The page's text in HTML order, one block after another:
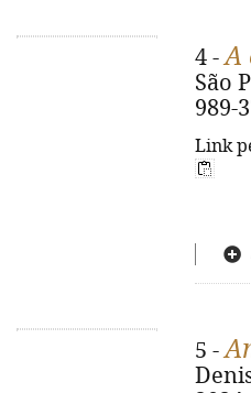
4 -A
São
989-
Link
5 -